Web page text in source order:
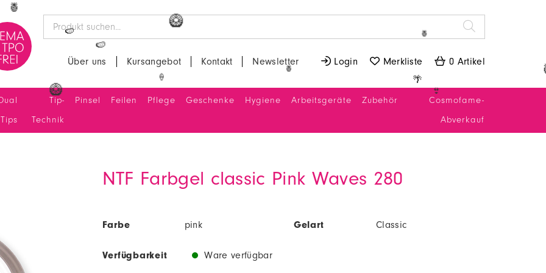
Über uns Kursangebot Kontakt Newsletter  Login  Merkliste  0 Artikel
Tips
Tip-
Technik
Pinsel Feilen Pflege Geschenke Hygiene Arbeitsgeräte Zubehör
Cosmofame-
Abverkauf
NTF Farbgel classic Pink Waves 280
Farbe pink Gelart Classic
Verfügbarkeit Ware verfügbar
🍦
🍍
🍉
🍉
🥝
🍍
🍉